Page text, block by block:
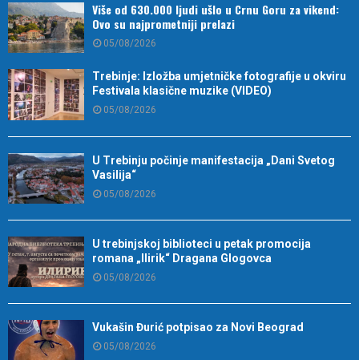
Više od 630.000 ljudi ušlo u Crnu Goru za vikend:
Ovo su najprometniji prelazi
05/08/2026
Trebinje: Izložba umjetničke fotografije u okviru
Festivala klasične muzike (VIDEO)
05/08/2026
U Trebinju počinje manifestacija „Dani Svetog
Vasilija“
05/08/2026
U trebinjskoj biblioteci u petak promocija
romana „Ilirik“ Dragana Glogovca
05/08/2026
Vukašin Đurić potpisao za Novi Beograd
05/08/2026